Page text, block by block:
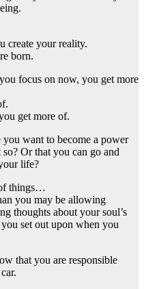
create your reality.
born.
focus on now, you get more
get more of.
want to become a power
Or that you can go and
life?
things…
you may be allowing
thoughts about your soul’s
set out upon when you
that you are responsible